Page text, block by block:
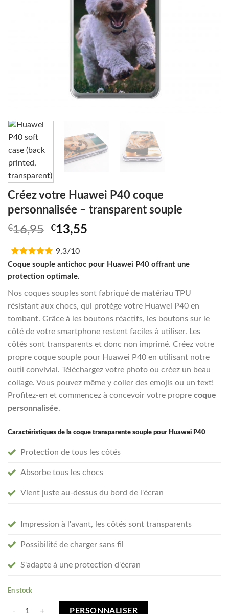
Créez votre Huawei P40 coque
personnalisée – transparent souple
€16,95 Original
was:
€16,95.
€13,55
€13,55.
9,3/10
Coque souple antichoc pour Huawei P40 offrant une
protection optimale.
Nos coques souples sont fabriqué de matériau TPU
résistant aux chocs, qui protège votre Huawei P40 en
tombant. Grâce à les boutons réactifs, les boutons sur le
côté de votre smartphone restent faciles à utiliser. Les
côtés sont transparents et donc non imprimé. Créez votre
propre coque souple pour Huawei P40 en utilisant notre
outil convivial. Téléchargez votre photo ou créez un beau
collage. Vous pouvez même y coller des emojis ou un text!
Profitez-en et commencez à concevoir votre propre coque
personnalisée.
Caractéristiques de la coque transparente souple pour Huawei P40
Protection de tous les côtés
Absorbe tous les chocs
Vient juste au-dessus du bord de l'écran
Impression à l'avant, les côtés sont transparents
Possibilité de charger sans fil
S'adapte à une protection d'écran
En stock
quantité de Créez votre Huawei P40 coque personnalisée - transparent
PERSONNALISER